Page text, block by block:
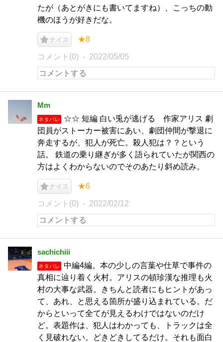
たが（あとがきにも書いてますね）、こっちの動
機のほうが好きだな。
ナイス ★8
コメント(0) 2022/05/05
Mm
ネタバレ
☆☆ 短編 白い兎が逃げる 作家アリス 劇
団員がストーカー被害にあい、劇団仲間が撃退に
奔走するが、犯人が死亡。殺人犯は？？という
話。 鉄道の乗り継ぎが多く語られていたが関西の
方はよくわからないのでそのあたり斜め読み。
ナイス ★6
コメント(0) 2022/02/12
sachichiii
ネタバレ
中編4編。本の少しの言葉や仕草で事件の
真相に辿り着く火村。アリスの頓珍漢な推理も火
村の大事な武器。きちんと読者にもヒントがあっ
て、あれ、と思える箇所が盛り込まれている。だ
からといって全てが見えるわけではないのだけ
ど。表題作は、犯人はわかっても、トラックは全
く見破れない。どきどきしてるだけ。それも面白